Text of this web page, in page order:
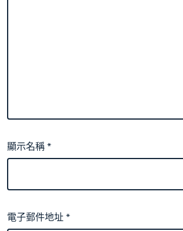
顯示名稱*
電子郵件地址*